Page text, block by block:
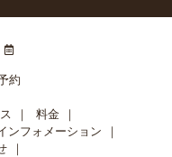
約
料金
ンフォメーション